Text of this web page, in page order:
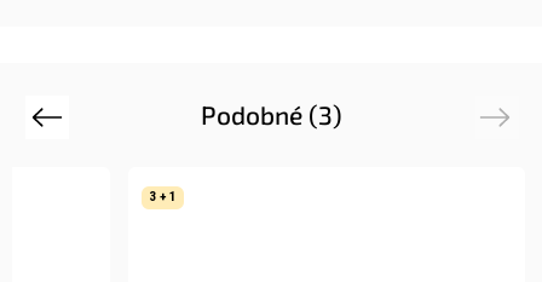
Podobné (3)
Previous
3 + 1
Next